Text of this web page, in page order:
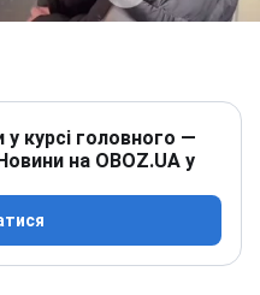
курсі головного —
на OBOZ.UA у